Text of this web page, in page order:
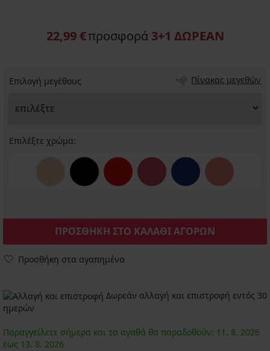
22,99 €προσφορά 3+1 ΔΩΡΕΑΝ
Επιλογή μεγέθους Πίνακας μεγεθών
Επιλέξτε χρώμα:
ΠΡΟΣΘΗΚΗ ΣΤΟ ΚΑΛΑΘΙ ΑΓΟΡΩΝ
Προσθήκη στα αγαπημένα
Δωρεάν αλλαγή και επιστροφή εντός 30
ημερών
Παραγγείλετε σήμερα και τα αγαθά θα παραδοθούν: 11. 8. 2026
έως 13. 8. 2026